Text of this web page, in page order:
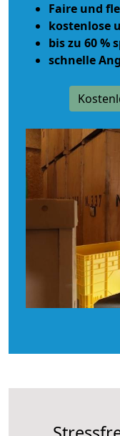
Faire und
kostenlose
bis zu 60 %
schnelle